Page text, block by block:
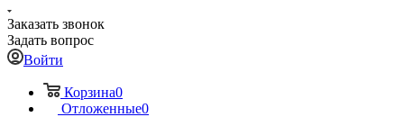
Заказать звонок
Задать вопрос
Войти
Корзина0
Отложенные0